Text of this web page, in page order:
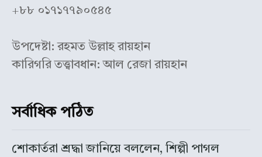
+৮৮ ০১৭১৭৭৯০৫৪৫
উপদেষ্টা: রহমত উল্লাহ রায়হান
কারিগরি তত্ত্বাবধান: আল রেজা রায়হান
সর্বাধিক পঠিত
শোকার্তরা শ্রদ্ধা জানিয়ে বললেন, শিল্পী পাগল